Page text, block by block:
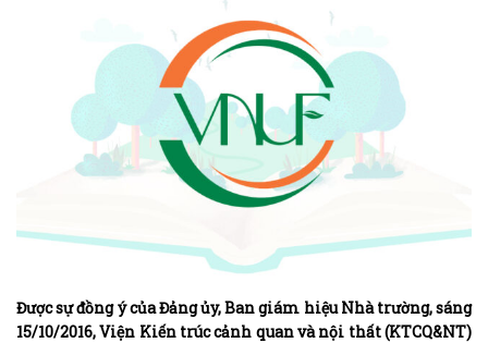
Được sự đồng ý của Đảng ủy, Ban giám hiệu Nhà trường, sáng
15/10/2016, Viện Kiến trúc cảnh quan và nội thất (KTCQ&NT)